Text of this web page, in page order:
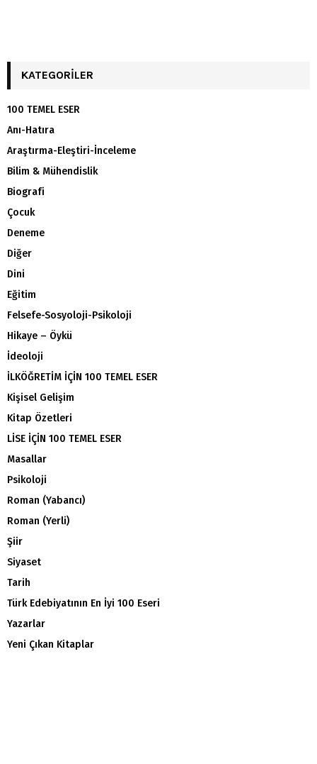
KATEGORILER
100 TEMEL ESER
Anı-Hatıra
Araştırma-Eleştiri-İnceleme
Bilim & Mühendislik
Biografi
Çocuk
Deneme
Diğer
Dini
Eğitim
Felsefe-Sosyoloji-Psikoloji
Hikaye – Öykü
İdeoloji
İLKÖĞRETİM İÇİN 100 TEMEL ESER
Kişisel Gelişim
Kitap Özetleri
LİSE İÇİN 100 TEMEL ESER
Masallar
Psikoloji
Roman (Yabancı)
Roman (Yerli)
Şiir
Siyaset
Tarih
Türk Edebiyatının En İyi 100 Eseri
Yazarlar
Yeni Çıkan Kitaplar